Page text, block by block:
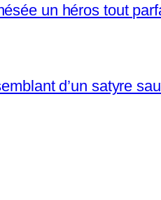
un héros tout
d’un satyre